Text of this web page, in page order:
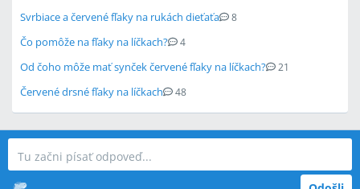
Svrbiace a červené fľaky na rukách dieťaťa 8
Čo pomôže na fľaky na líčkach? 4
Od čoho môže mať synček červené fľaky na líčkach? 21
Červené drsné fľaky na líčkach 48